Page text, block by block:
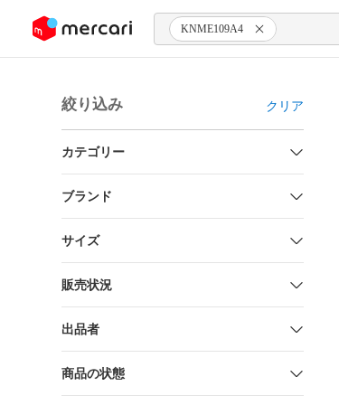
ツにスキップ KNME109A4
絞り込み クリア
カテゴリー
ブランド
サイズ
販売状況
出品者
商品の状態